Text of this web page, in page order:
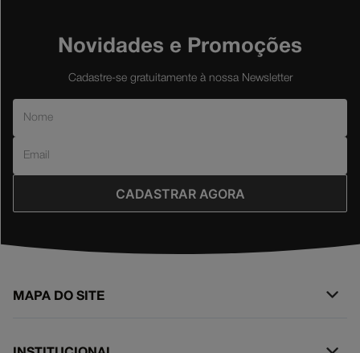
Novidades e Promoções
Cadastre-se gratuitamente à nossa Newsletter
CADASTRAR AGORA
MAPA DO SITE